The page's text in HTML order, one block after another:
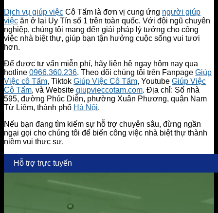
Dịch vụ giúp việc Cô Tấm là đơn vị cung ứng người giúp
việc ăn ở lại Uy Tín số 1 trên toàn quốc. Với đội ngũ chuyên
nghiệp, chúng tôi mang đến giải pháp lý tưởng cho công
việc nhà biệt thự, giúp bạn tận hưởng cuộc sống vui tươi
hơn.
Để được tư vấn miễn phí, hãy liên hệ ngay hôm nay qua
hotline 0966.360.236. Theo dõi chúng tôi trên Fanpage Giúp
Việc cô Tấm, Tiktok Giúp Việc Cô Tấm, Youtube Giúp Việc
Cô Tấm, và Website giupvieccotam.com. Địa chỉ: Số nhà
595, đường Phúc Diễn, phường Xuân Phương, quận Nam
Từ Liêm, thành phố Hà Nội.
Nếu bạn đang tìm kiếm sự hỗ trợ chuyên sâu, đừng ngần
ngại gọi cho chúng tôi để biến công việc nhà biệt thự thành
niềm vui thực sự.
Hỗ trợ trực tuyến